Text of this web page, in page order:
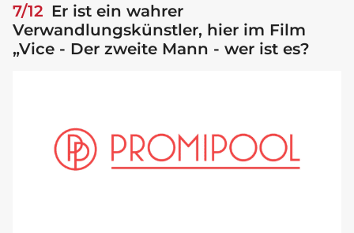
7/12 Er ist ein wahrer
Verwandlungskünstler, hier im Film
„Vice - Der zweite Mann - wer ist es?